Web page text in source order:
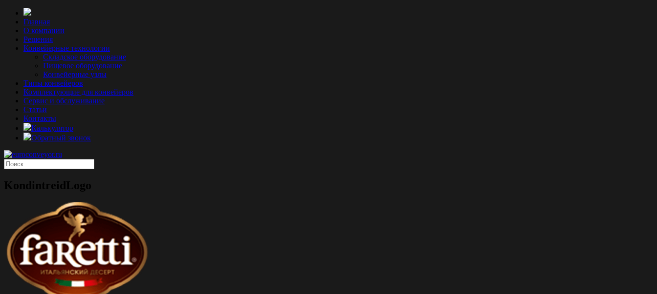
Главная
О компании
Решения
Конвейерные технологии
Складское оборудование
Пищевое оборудование
Конвейерные узлы
Типы конвейеров
Комплектующие для конвейеров
Сервис и обслуживание
Статьи
Контакты
Калькулятор
Обратный звонок
KondintreidLogo